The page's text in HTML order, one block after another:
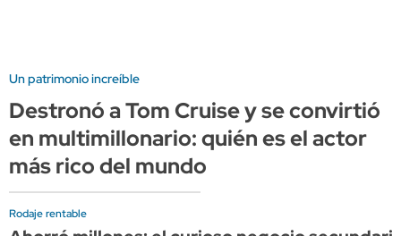
Un patrimonio increíble
Destronó a Tom Cruise y se convirtió
en multimillonario: quién es el actor
más rico del mundo
Rodaje rentable